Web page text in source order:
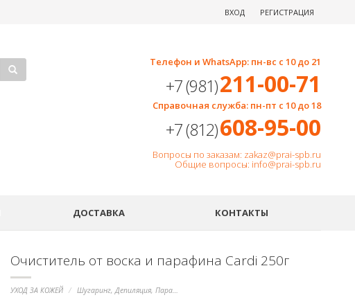
ВХОД РЕГИСТРАЦИЯ
Телефон и WhatsApp: пн-вс с 10 до 21
+7 (981)211-00-71
Справочная служба: пн-пт с 10 до 18
+7 (812)608-95-00
Вопросы по заказам: zakaz@prai-spb.ru
Общие вопросы: info@prai-spb.ru
ДОСТАВКА КОНТАКТЫ
Очиститель от воска и парафина Cardi 250г
УХОД ЗА КОЖЕЙ Шугаринг, Депиляция, Парафины